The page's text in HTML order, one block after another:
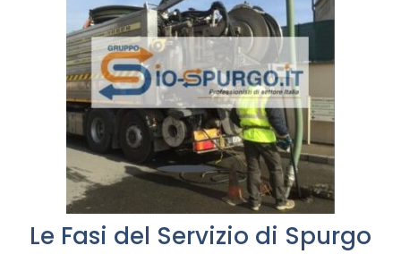
Le Fasi del Servizio di Spurgo